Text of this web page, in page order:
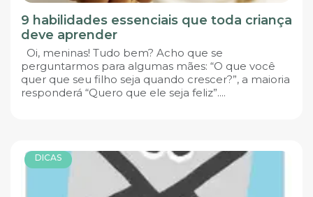
9 habilidades essenciais que toda criança
deve aprender
Oi, meninas! Tudo bem? Acho que se
perguntarmos para algumas mães: “O que você
quer que seu filho seja quando crescer?”, a maioria
responderá “Quero que ele seja feliz”....
DICAS